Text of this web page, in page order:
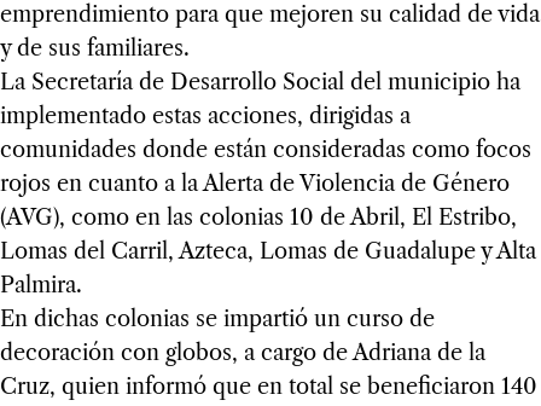
emprendimiento para que mejoren su calidad de vida
y de sus familiares.
La Secretaría de Desarrollo Social del municipio ha
implementado estas acciones, dirigidas a
comunidades donde están consideradas como focos
rojos en cuanto a la Alerta de Violencia de Género
(AVG), como en las colonias 10 de Abril, El Estribo,
Lomas del Carril, Azteca, Lomas de Guadalupe y Alta
Palmira.
En dichas colonias se impartió un curso de
decoración con globos, a cargo de Adriana de la
Cruz, quien informó que en total se beneficiaron 140